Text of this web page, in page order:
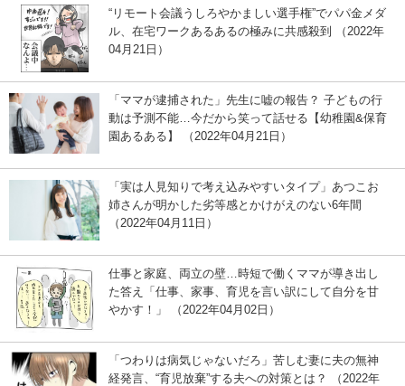
“リモート会議うしろやかましい選手権”でパパ金メダ
ル、在宅ワークあるあるの極みに共感殺到 （2022年
04月21日）
「ママが逮捕された」先生に嘘の報告？ 子どもの行
動は予測不能…今だから笑って話せる【幼稚園&保育
園あるある】 （2022年04月21日）
「実は人見知りで考え込みやすいタイプ」あつこお
姉さんが明かした劣等感とかけがえのない6年間
（2022年04月11日）
仕事と家庭、両立の壁…時短で働くママが導き出し
た答え「仕事、家事、育児を言い訳にして自分を甘
かす！」 （2022年04月02日）
「つわりは病気じゃないだろ」苦しむ妻に夫の無神
経発言、“育児放棄”する夫への対策とは？ （2022年